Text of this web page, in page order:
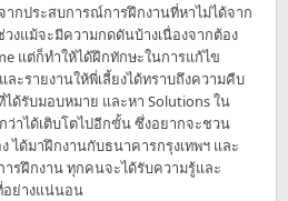
ากประสบการณ์การฝึกงานที่หาไม่ได้จาก
วงแม้จะมีความกดดันบ้างเนื่องจากต้อง
แต่ก็ทำให้ได้ฝึกทักษะในการแก้ไข
ะรายงานให้พี่เลี้ยงได้ทราบถึงความคืบ
ด้รับมอบหมาย และหา Solutions ใน
าได้เติบโตไปอีกขั้น ซึ่งอยากจะชวน
ได้มาฝึกงานกับธนาคารกรุงเทพฯ และ
ารฝึกงาน ทุกคนจะได้รับความรู้และ
อย่างแน่นอน